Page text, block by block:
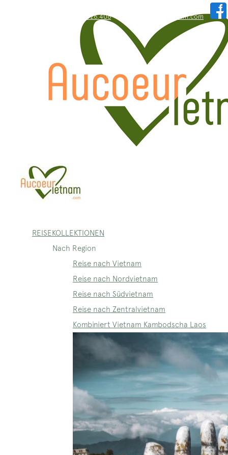
WhatsApp: +84.909.426.406 hallo@aucoeurvietnam.com
REISEKOLLEKTIONEN
Nach Region
Reise nach Vietnam
Reise nach Nordvietnam
Reise nach Südvietnam
Reise nach Zentralvietnam
Kombiniert Vietnam Kambodscha Laos